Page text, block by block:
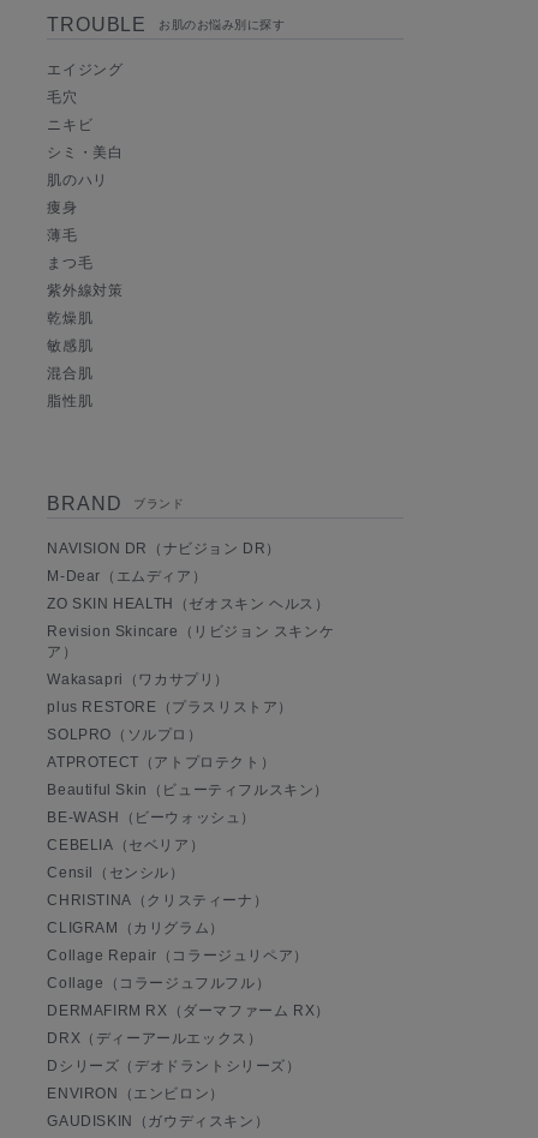
TROUBLE お肌のお悩み別に探す
エイジング
毛穴
ニキビ
シミ・美白
肌のハリ
痩身
薄毛
まつ毛
紫外線対策
乾燥肌
敏感肌
混合肌
脂性肌
BRAND ブランド
NAVISION DR（ナビジョン DR）
M-Dear（エムディア）
ZO SKIN HEALTH（ゼオスキン ヘルス）
Revision Skincare（リビジョン スキンケ
ア）
Wakasapri（ワカサプリ）
plus RESTORE（プラスリストア）
SOLPRO（ソルプロ）
ATPROTECT（アトプロテクト）
Beautiful Skin（ビューティフルスキン）
BE-WASH（ビーウォッシュ）
CEBELIA（セベリア）
Censil（センシル）
CHRISTINA（クリスティーナ）
CLIGRAM（カリグラム）
Collage Repair（コラージュリペア）
Collage（コラージュフルフル）
DERMAFIRM RX（ダーマファーム RX）
DRX（ディーアールエックス）
Dシリーズ（デオドラントシリーズ）
ENVIRON（エンビロン）
GAUDISKIN（ガウディスキン）